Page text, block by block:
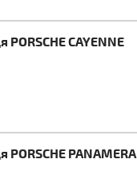
CAYENNE
PANAMERA